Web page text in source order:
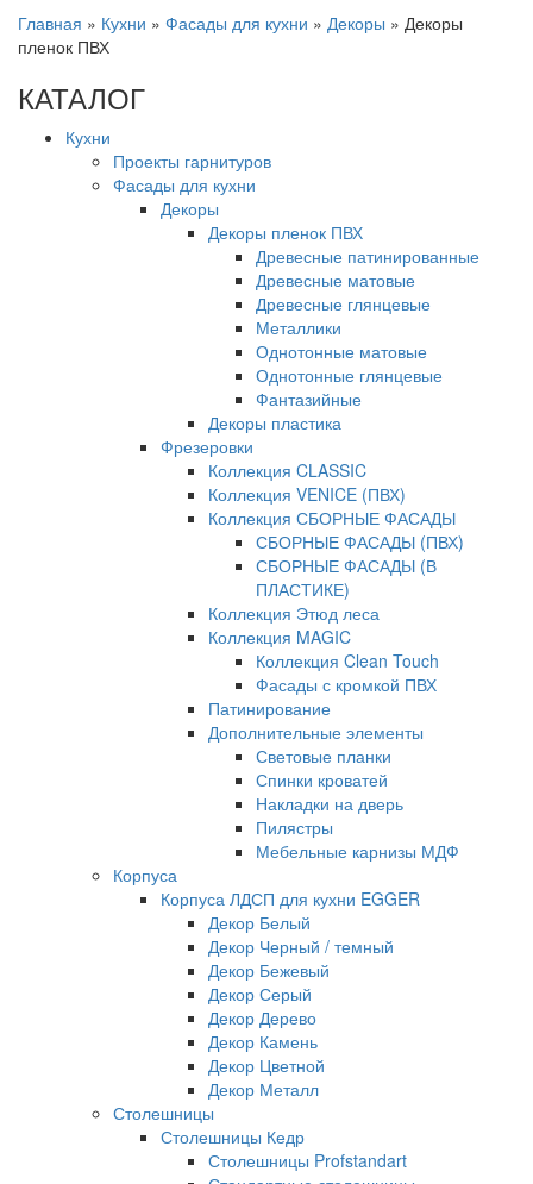
Главная » Кухни » Фасады для кухни » Декоры » Декоры
пленок ПВХ
КАТАЛОГ
Кухни
Проекты гарнитуров
Фасады для кухни
Декоры
Декоры пленок ПВХ
Древесные патинированные
Древесные матовые
Древесные глянцевые
Металлики
Однотонные матовые
Однотонные глянцевые
Фантазийные
Декоры пластика
Фрезеровки
Коллекция CLASSIC
Коллекция VENICE (ПВХ)
Коллекция СБОРНЫЕ ФАСАДЫ
СБОРНЫЕ ФАСАДЫ (ПВХ)
СБОРНЫЕ ФАСАДЫ (В
ПЛАСТИКЕ)
Коллекция Этюд леса
Коллекция MAGIC
Коллекция Clean Touch
Фасады с кромкой ПВХ
Патинирование
Дополнительные элементы
Световые планки
Спинки кроватей
Накладки на дверь
Пилястры
Мебельные карнизы МДФ
Корпуса
Корпуса ЛДСП для кухни EGGER
Декор Белый
Декор Черный / темный
Декор Бежевый
Декор Серый
Декор Дерево
Декор Камень
Декор Цветной
Декор Металл
Столешницы
Столешницы Кедр
Столешницы Profstandart